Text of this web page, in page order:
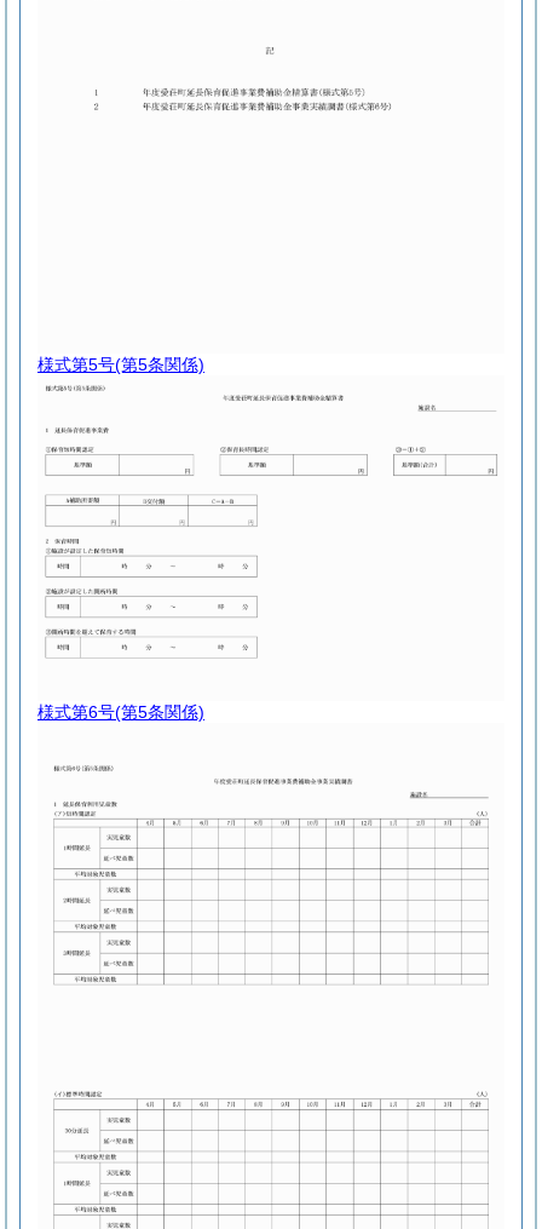
様式第5号(第5条関係)
様式第6号(第5条関係)